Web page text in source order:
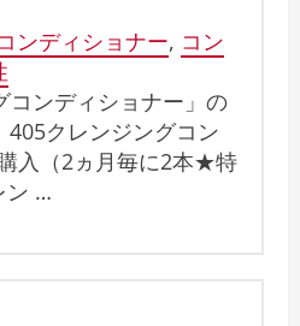
ンディショナー, コン
コンディショナー」の
クレンジングコン
入（2ヵ月毎に2本★特
ン …